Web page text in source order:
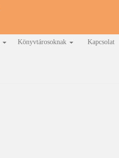
Könyvtárosoknak Kapcsolat